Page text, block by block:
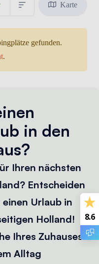
Karte
gefunden.
.
in den
Ihren nächsten
Entscheiden
Urlaub in
Holland!
Ihres Zuhauses
Alltag
8.6